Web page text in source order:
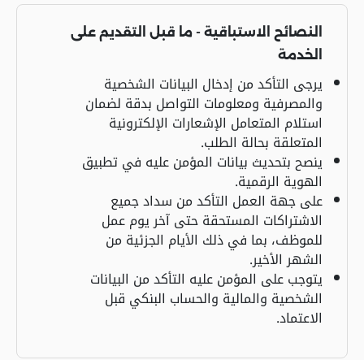
النصائح الاستباقية - ما قبل التقديم على
الخدمة
يرجى التأكد من إدخال البيانات الشخصية
والمصرفية ومعلومات التواصل بدقة لضمان
استلام المتعامل الإشعارات الإلكترونية
المتعلقة بحالة الطلب.
ينصح بتحديث بيانات المؤمن عليه في تطبيق
الهوية الرقمية.
على جهة العمل التأكد من سداد جميع
الاشتراكات المستحقة حتى آخر يوم عمل
للموظف، بما في ذلك الأيام الجزئية من
الشهر الأخير.
يتوجب على المؤمن عليه التأكد من البيانات
الشخصية والمالية والحساب البنكي قبل
الاعتماد.